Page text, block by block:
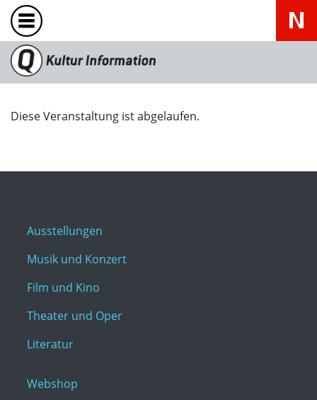
Diese Veranstaltung ist abgelaufen.
Ausstellungen
Musik und Konzert
Film und Kino
Theater und Oper
Literatur
Webshop